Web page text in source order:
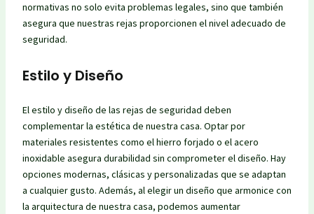
normativas no solo evita problemas legales, sino que también
asegura que nuestras rejas proporcionen el nivel adecuado de
seguridad.
Estilo y Diseño
El estilo y diseño de las rejas de seguridad deben
complementar la estética de nuestra casa. Optar por
materiales resistentes como el hierro forjado o el acero
inoxidable asegura durabilidad sin comprometer el diseño. Hay
opciones modernas, clásicas y personalizadas que se adaptan
a cualquier gusto. Además, al elegir un diseño que armonice con
la arquitectura de nuestra casa, podemos aumentar